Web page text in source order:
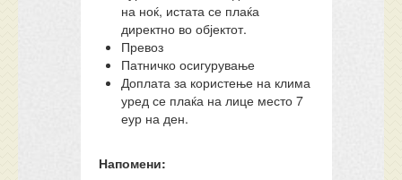
на ноќ, истата се плаќа
директно во објектот.
Превоз
Патничко осигурување
Доплата за користење на клима
уред се плаќа на лице место 7
еур на ден.
Напомени: